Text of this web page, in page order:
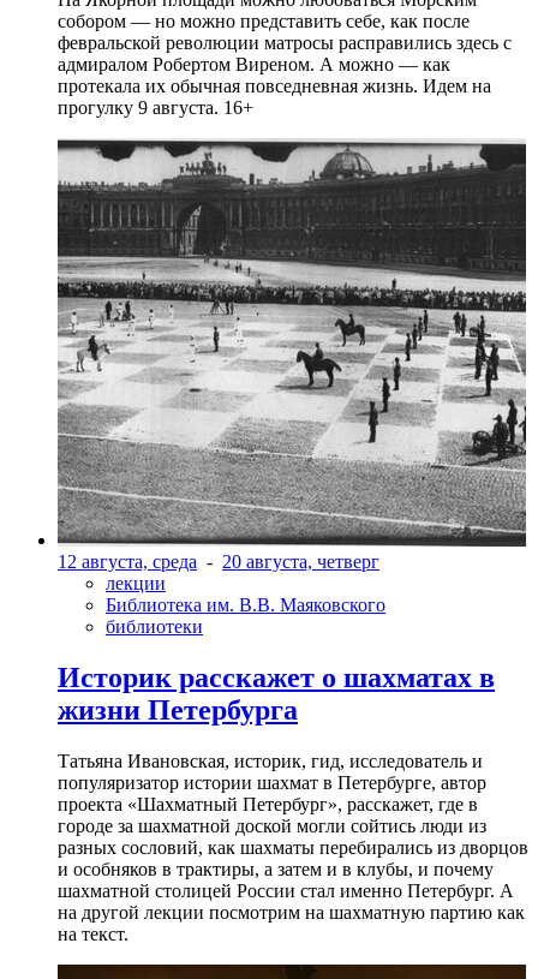
собором — но можно представить себе, как после
февральской революции матросы расправились здесь с
адмиралом Робертом Виреном. А можно — как
протекала их обычная повседневная жизнь. Идем на
прогулку 9 августа. 16+
12 августа, среда - 20 августа, четверг
лекции
Библиотека им. В.В. Маяковского
библиотеки
Историк расскажет о шахматах в
жизни Петербурга
Татьяна Ивановская, историк, гид, исследователь и
популяризатор истории шахмат в Петербурге, автор
проекта «Шахматный Петербург», расскажет, где в
городе за шахматной доской могли сойтись люди из
разных сословий, как шахматы перебирались из дворцов
и особняков в трактиры, а затем и в клубы, и почему
шахматной столицей России стал именно Петербург. А
на другой лекции посмотрим на шахматную партию как
на текст.